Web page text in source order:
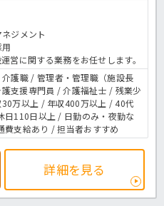
ジメント
営に関する業務をお任せします。
介護職 / 管理者・管理職（施設長
支援専門員 / 介護福祉士 / 残業少
万以上 / 年収400万以上 / 40代
日110日以上 / 日勤のみ・夜勤な
費支給あり / 担当者おすすめ
詳細を見る